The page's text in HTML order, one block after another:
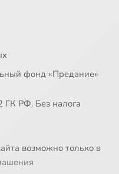
фонд «Предание»
ГК РФ. Без налога
возможно только в